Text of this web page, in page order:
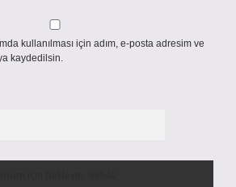
kullanılması için adım, e-posta adresim ve
kaydedilsin.